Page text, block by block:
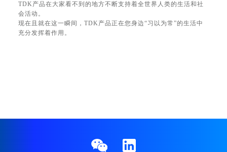
TDK产品在大家看不到的地方不断支持着全世界人类的生活和社
会活动。
现在且就在这一瞬间，TDK产品正在您身边“习以为常”的生活中
充分发挥着作用。